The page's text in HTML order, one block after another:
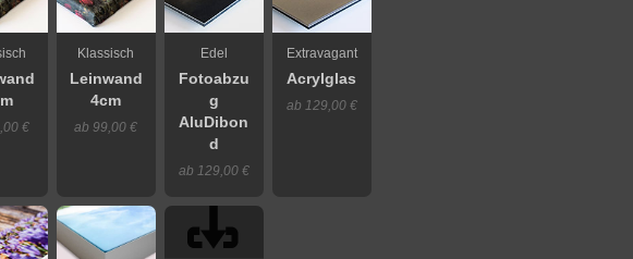
€
Klassisch
Leinwand
4cm
ab 99,00 €
Edel
Fotoabzu
g
AluDibon
d
ab 129,00 €
Extravagant
Acrylglas
ab 129,00 €